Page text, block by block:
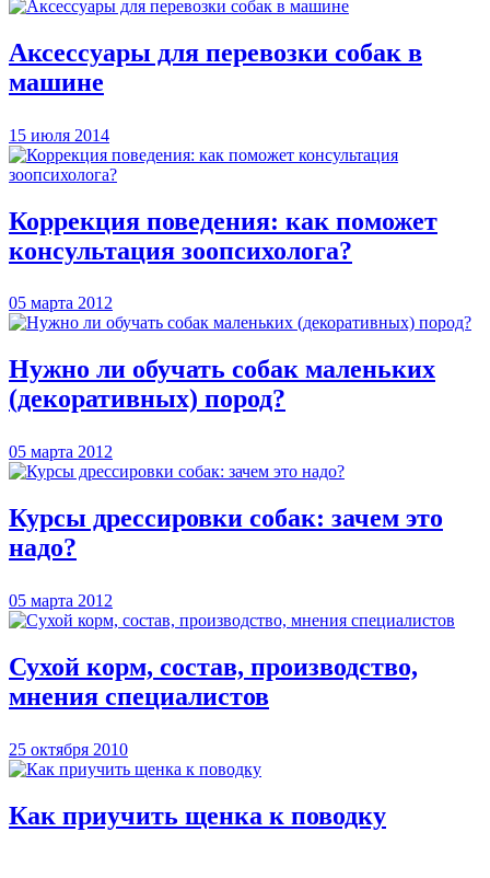
Аксессуары для перевозки собак в
машине
15 июля 2014
Коррекция поведения: как поможет
консультация зоопсихолога?
05 марта 2012
Нужно ли обучать собак маленьких
(декоративных) пород?
05 марта 2012
Курсы дрессировки собак: зачем это
надо?
05 марта 2012
Сухой корм, состав, производство,
мнения специалистов
25 октября 2010
Как приучить щенка к поводку